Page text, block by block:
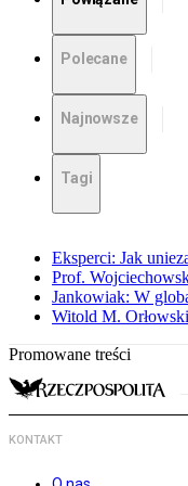
Polecane
Najnowsze
Tagi
Eksperci: Jak
Prof.
Jankowiak: W
Witold M.
Promowane treści
KONTAKT